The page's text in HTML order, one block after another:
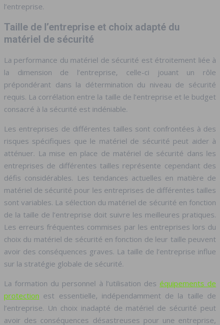
l’entreprise.
Taille de l’entreprise et choix adapté du
matériel de sécurité
La performance du matériel de sécurité est étroitement liée à
la dimension de l’entreprise, celle-ci jouant un rôle
prépondérant dans la détermination du niveau de sécurité
requis. La corrélation entre la taille de l’entreprise et le budget
consacré à la sécurité est indéniable.
Les entreprises de différentes tailles sont confrontées à des
risques spécifiques que le matériel de sécurité peut aider à
atténuer. La mise en place de matériel de sécurité dans les
entreprises de différentes tailles représente cependant des
défis considérables. Les tendances actuelles en matière de
matériel de sécurité pour les entreprises de différentes tailles
sont variables. La sélection du matériel de sécurité en fonction
de la taille de l’entreprise doit suivre les meilleures pratiques.
Les erreurs fréquentes commises par les entreprises lors du
choix du matériel de sécurité en fonction de leur taille peuvent
avoir des conséquences graves. La taille de l’entreprise influe
sur la stratégie globale de sécurité.
La formation du personnel à l’utilisation des équipements de
protection est essentielle, indépendamment de la taille de
l’entreprise. Un choix inadapté de matériel de sécurité peut
avoir des conséquences désastreuses pour une entreprise,